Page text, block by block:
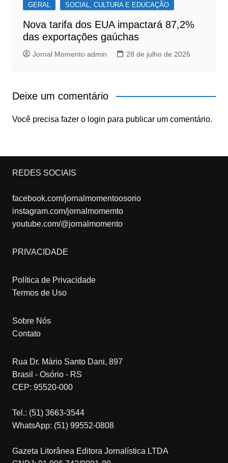
GERAL SOCIAL, CULTURA E EDUCAÇÃO
Nova tarifa dos EUA impactará 87,2%
das exportações gaúchas
Jornal Momento admin 28 de julho de 2026
Deixe um comentário
Você precisa fazer o login para publicar um comentário.
REDES SOCIAIS
facebook.com/jornalmomentoosorio
instagram.com/jornalmomemto
youtube.com/@jornalmomento
PRIVACIDADE
Política de Privacidade
Termos de Uso
Sobre Nós
Contato
Rua Dr. Mário Santo Dani, 897
Brasil - Osório - RS
CEP: 95520-000
Tel.: (51) 3663-3544
WhatsApp: (51) 99552-0808
Gazeta Litorânea Editora Jornalística LTDA